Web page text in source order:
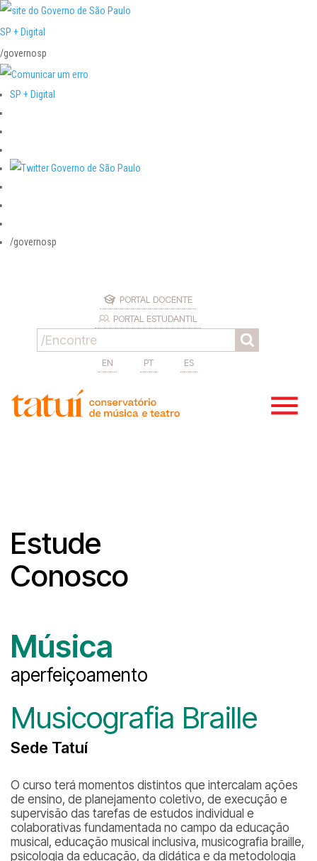
SP + Digital
/governosp
SP + Digital
/governosp
PORTAL DOCENTE
PORTAL ESTUDANTIL
EN PT ES
Estude
Conosco
Música
aperfeiçoamento
Musicografia Braille
Sede Tatuí
O curso terá momentos distintos que intercalam ações
de ensino, de planejamento coletivo, de execução e
supervisão das tarefas de estudos individual e
colaborativas fundamentada no campo da educação
musical, educação musical inclusiva, musicografia braille,
psicologia da educação, da didática e da metodologia